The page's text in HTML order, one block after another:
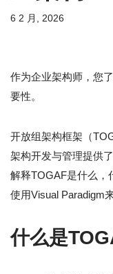
6 2 月, 2026
作为企业架构师，您
要性。
开放组架构框架（
架构开发与管理提供
解释TOGAF是什么，
使用Visual Paradigm
什么是